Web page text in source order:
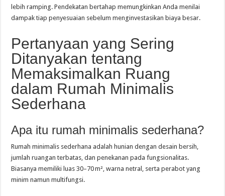
lebih ramping. Pendekatan bertahap memungkinkan Anda menilai
dampak tiap penyesuaian sebelum menginvestasikan biaya besar.
Pertanyaan yang Sering
Ditanyakan tentang
Memaksimalkan Ruang
dalam Rumah Minimalis
Sederhana
Apa itu rumah minimalis sederhana?
Rumah minimalis sederhana adalah hunian dengan desain bersih,
jumlah ruangan terbatas, dan penekanan pada fungsionalitas.
Biasanya memiliki luas 30–70 m², warna netral, serta perabot yang
minim namun multifungsi.